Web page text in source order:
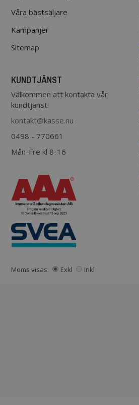
Våra bästsäljare
Kampanjer
Sitemap
KUNDTJÄNST
Välkommen att kontakta vår
kundtjänst!
kontakt@kasse.nu
0498 - 770661
Mån-Fre kl 8-16
Moms visas: Exkl Inkl